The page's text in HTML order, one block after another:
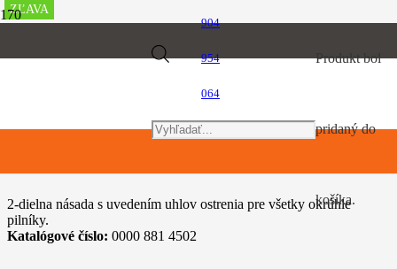
904
954
064
Products
search
Produktbol
pridaný do
košíka.
Motorové píly
Rukovät pilníka FH1 plastová
2-dielna násada s uvedením uhlov ostrenia pre všetky okrúhle
pilníky.
Katalógové číslo: 0000 881 4502
ZĽAVA
ZĽAVA
ZĽAVA
ZĽAVA
ZĽAVA
ZĽAVA
ZĽAVA
ZĽAVA
ZĽAVA
ZĽAVA